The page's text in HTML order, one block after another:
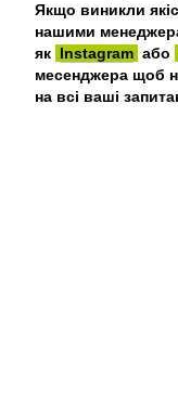
Якщо виникли
нашими
як Instagram або
месенджера щоб
на всі ваші